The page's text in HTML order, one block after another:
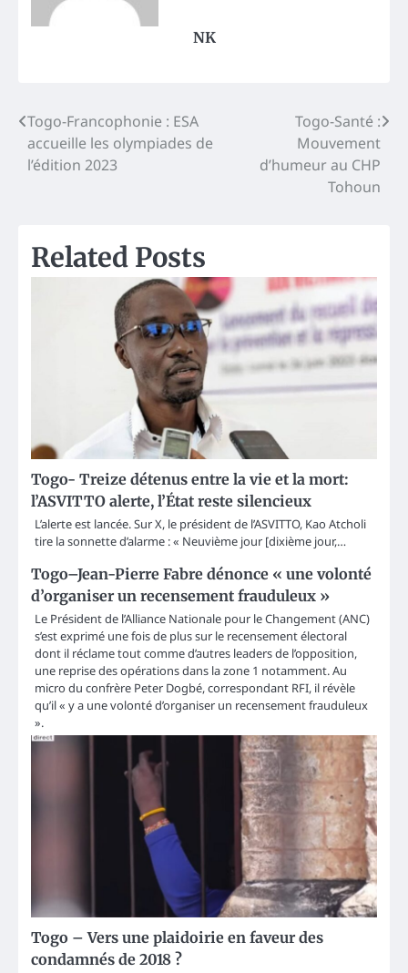
NK
Post
navigation
Togo-Francophonie : ESA
accueille les olympiades de
l’édition 2023
Togo-Santé :
Mouvement
d’humeur au CHP
Tohoun
Related Posts
Togo- Treize détenus entre la vie et la mort:
l’ASVITTO alerte, l’État reste silencieux
L’alerte est lancée. Sur X, le président de l’ASVITTO, Kao Atcholi
tire la sonnette d’alarme : « Neuvième jour [dixième jour,…
Togo–Jean-Pierre Fabre dénonce « une volonté
d’organiser un recensement frauduleux »
Le Président de l’Alliance Nationale pour le Changement (ANC)
s’est exprimé une fois de plus sur le recensement électoral
dont il réclame tout comme d’autres leaders de l’opposition,
une reprise des opérations dans la zone 1 notamment. Au
micro du confrère Peter Dogbé, correspondant RFI, il révèle
qu’il « y a une volonté d’organiser un recensement frauduleux
».
Togo – Vers une plaidoirie en faveur des
condamnés de 2018 ?